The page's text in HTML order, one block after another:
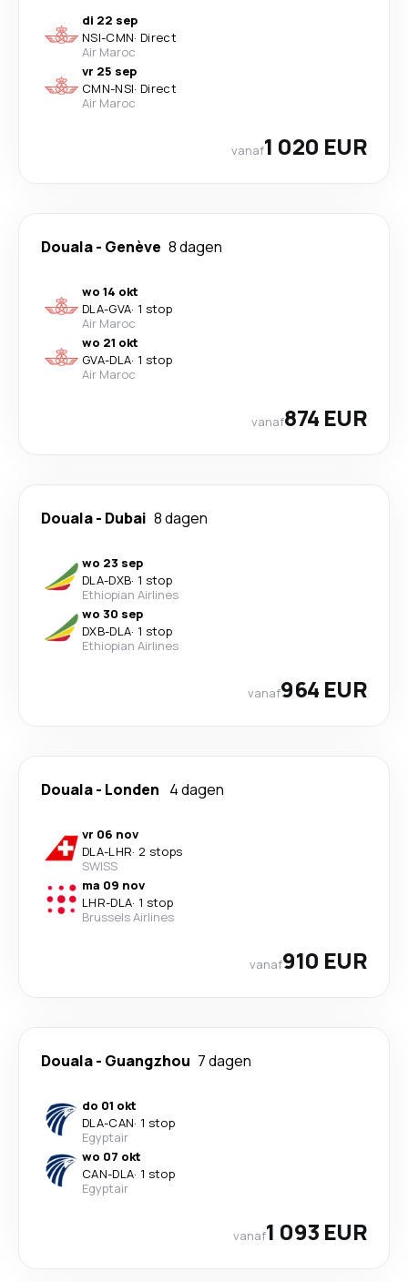
di 22 sep
NSI-CMN· Direct
Air Maroc
vr 25 sep
CMN-NSI· Direct
Air Maroc
vanaf1 020 EUR
Douala- Genève 8 dagen
wo 14 okt
DLA-GVA· 1 stop
Air Maroc
wo 21 okt
GVA-DLA· 1 stop
Air Maroc
vanaf874 EUR
Douala- Dubai 8 dagen
wo 23 sep
DLA-DXB· 1 stop
Ethiopian Airlines
wo 30 sep
DXB-DLA· 1 stop
Ethiopian Airlines
vanaf964 EUR
Douala- Londen 4 dagen
vr 06 nov
DLA-LHR· 2 stops
SWISS
ma 09 nov
LHR-DLA· 1 stop
Brussels Airlines
vanaf910 EUR
Douala- Guangzhou 7 dagen
do 01 okt
DLA-CAN· 1 stop
Egyptair
wo 07 okt
CAN-DLA· 1 stop
Egyptair
vanaf1 093 EUR